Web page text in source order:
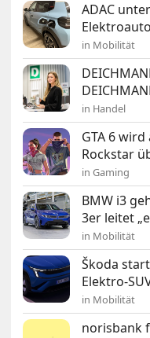
ADAC
in Mobilität
in Handel
GTA 6
Rockstar
in Gaming
BMW i3
3er leitet
in Mobilität
Škoda
Elektro-
in Mobilität
norisbank